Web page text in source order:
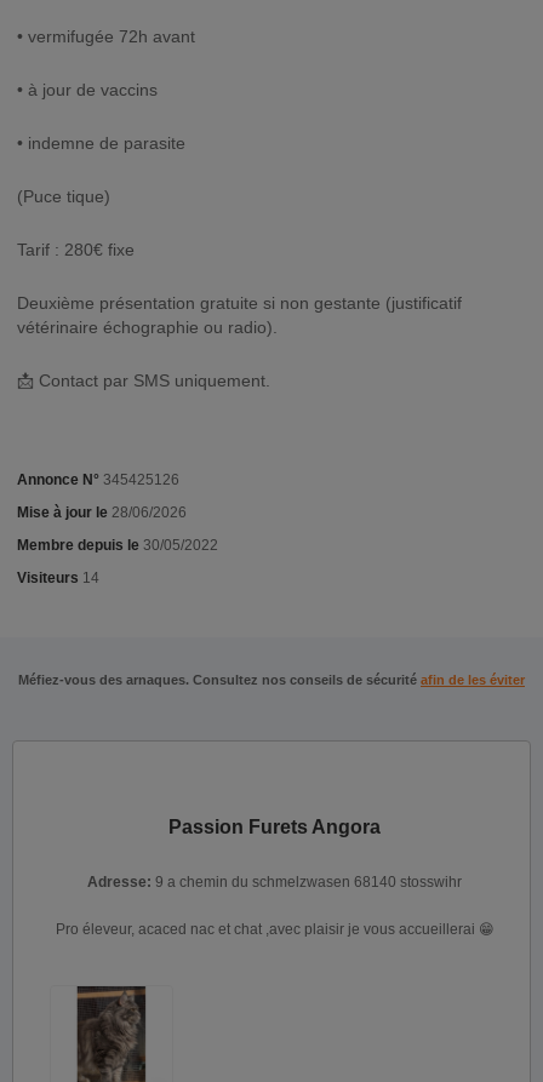
• vermifugée 72h avant
• à jour de vaccins
• indemne de parasite
(Puce tique)
Tarif : 280€ fixe
Deuxième présentation gratuite si non gestante (justificatif
vétérinaire échographie ou radio).
📩 Contact par SMS uniquement.
Annonce N° 345425126
Mise à jour le 28/06/2026
Membre depuis le 30/05/2022
Visiteurs 14
Méfiez-vous des arnaques. Consultez nos conseils de sécurité afin de les éviter
Passion Furets Angora
Adresse: 9 a chemin du schmelzwasen 68140 stosswihr
Pro éleveur, acaced nac et chat ,avec plaisir je vous accueillerai 😁